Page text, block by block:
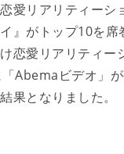
愛リアリティーシ
』がトップ10を席
恋愛リアリティー
Abemaビデオ」
果となりました。